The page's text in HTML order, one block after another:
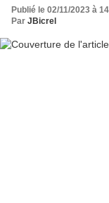
Publié le 02/11/2023 à
Par JBicrel